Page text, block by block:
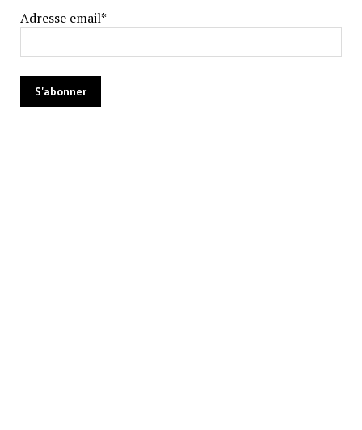
Adresse email*